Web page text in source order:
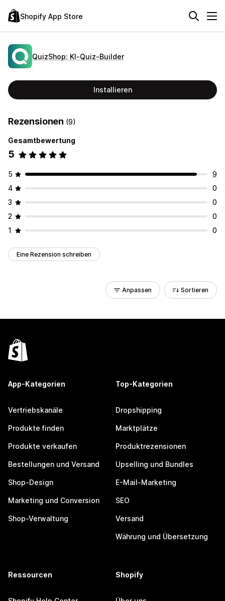
Shopify App Store
QuizShop: KI‑Quiz‑Builder
Installieren
Rezensionen (9)
Gesamtbewertung
5
5
9
4
0
3
0
2
0
1
0
Eine Rezension schreiben
Anpassen Sortieren
App-Kategorien
Vertriebskanäle
Produkte finden
Produkte verkaufen
Bestellungen und Versand
Shop-Design
Marketing und Conversion
Shop-Verwaltung
Top-Kategorien
Dropshipping
Marktplätze
Produktrezensionen
Upselling und Bundles
E-Mail-Marketing
SEO
Versand
Währung und Übersetzung
Ressourcen Shopify